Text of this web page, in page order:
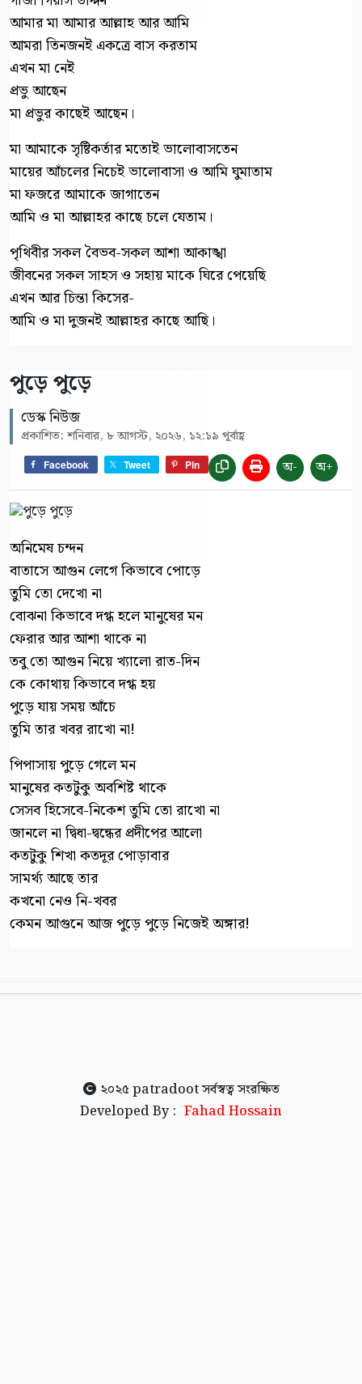
আমার মা আমার আল্লাহ আর আমি
আমরা তিনজনই একত্রে বাস করতাম
এখন মা নেই
প্রভু আছেন
মা প্রভুর কাছেই আছেন।
মা আমাকে সৃষ্টিকর্তার মতোই ভালোবাসতেন
মায়ের আঁচলের নিচেই ভালোবাসা ও আমি ঘুমাতাম
মা ফজরে আমাকে জাগাতেন
আমি ও মা আল্লাহর কাছে চলে যেতাম।
পৃথিবীর সকল বৈভব-সকল আশা আকাঙ্খা
জীবনের সকল সাহস ও সহায় মাকে ঘিরে পেয়েছি
এখন আর চিন্তা কিসের-
আমি ও মা দুজনই আল্লাহর কাছে আছি।
পুড়ে পুড়ে
ডেস্ক নিউজ
প্রকাশিত: শনিবার, ৮ আগস্ট, ২০২৬, ১২:১৯ পূর্বাহ্ণ
Facebook Tweet Pin অ- অ+
অনিমেষ চন্দন
বাতাসে আগুন লেগে কিভাবে পোড়ে
তুমি তো দেখো না
বোঝনা কিভাবে দগ্ধ হলে মানুষের মন
ফেরার আর আশা থাকে না
তবু তো আগুন নিয়ে খ্যালো রাত-দিন
কে কোথায় কিভাবে দগ্ধ হয়
পুড়ে যায় সময় আঁচে
তুমি তার খবর রাখো না!
পিপাসায় পুড়ে গেলে মন
মানুষের কতটুকু অবশিষ্ট থাকে
সেসব হিসেবে-নিকেশ তুমি তো রাখো না
জানলে না দ্বিধা-দ্বন্ধের প্রদীপের আলো
কতটুকু শিখা কতদূর পোড়াবার
সামর্থ্য আছে তার
কখনো নেও নি-খবর
কেমন আগুনে আজ পুড়ে পুড়ে নিজেই অঙ্গার!
২০২৫ patradootসর্বস্বত্ব সংরক্ষিত
Developed By : Fahad Hossain